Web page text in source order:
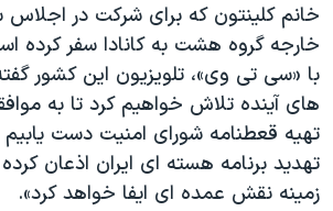
خانم کلینتون که برای شرکت در اجلاس
خارجه گروه هشت به کانادا سفر کرده
با «سی تی وی»، تلویزیون این کشور
های آینده تلاش خواهیم کرد تا به
تهیه قعطنامه شورای امنیت دست
تهدید برنامه هسته ای ایران اذعان
زمینه نقش عمده ای ایفا خواهد کرد».